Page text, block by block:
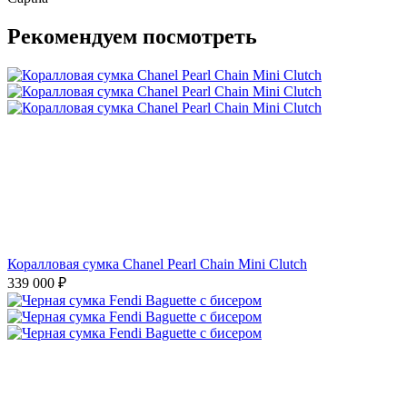
Рекомендуем посмотреть
Коралловая сумка Chanel Pearl Chain Mini Clutch
339 000 ₽